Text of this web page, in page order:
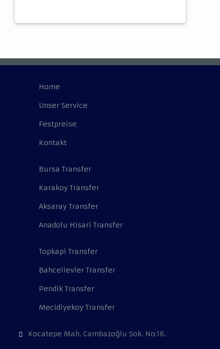
Home
Unser Service
Festpreise
Kontakt
Bursa Transfer
Karakoy Transfer
Aksaray Transfer
Anadolu Hisari Transfer
Topkapi Transfer
Bahcelievler Transfer
Pendik Transfer
Mecidiyekoy Transfer
Kocatepe Mah. Cambazoğlu Sok. No:16.